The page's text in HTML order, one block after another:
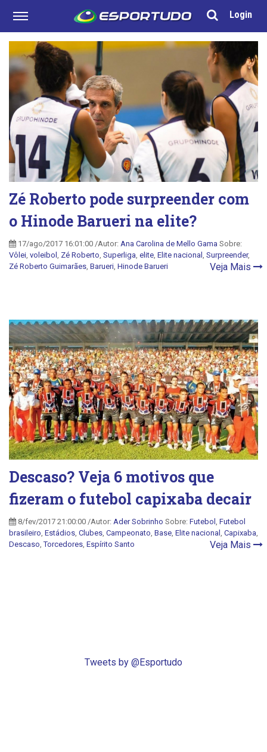
Login
Zé Roberto pode surpreender com
o Hinode Barueri na elite?
17/ago/2017 16:01:00 /Autor: Ana Carolina de Mello Gama Sobre:
Vôlei voleibol Zé Roberto Superliga elite Elite nacional Surpreender,
Zé Roberto Guimarães Barueri Hinode Barueri Veja Mais
Descaso? Veja 6 motivos que
fizeram o futebol capixaba decair
8/fev/2017 21:00:00 /Autor: Ader Sobrinho Sobre: Futebol Futebol
brasileiro Estádios Clubes Campeonato Base Elite nacional Capixaba
Descaso ,Torcedores Espírito Santo Veja Mais
Tweets by @Esportudo